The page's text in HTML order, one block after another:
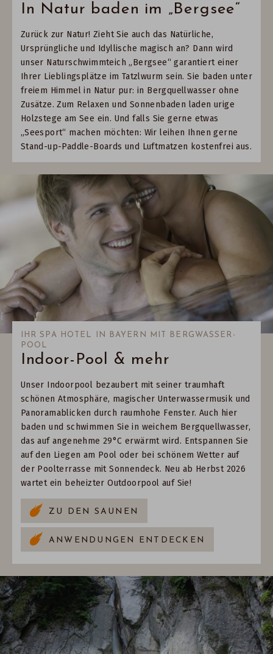
In Natur baden im „Bergsee“
Zurück zur Natur! Zieht Sie auch das Natürliche,
Ursprüngliche und Idyllische magisch an? Dann wird
unser Naturschwimmteich „Bergsee“ garantiert einer
Ihrer Lieblingsplätze im Tatzlwurm sein. Sie baden unter
freiem Himmel in Natur pur: in Bergquellwasser ohne
Zusätze. Zum Relaxen und Sonnenbaden laden urige
Holzstege am See ein. Und falls Sie gerne etwas
„Seesport“ machen möchten: Wir leihen Ihnen gerne
Stand-up-Paddle-Boards und Luftmatzen kostenfrei aus.
IHR SPA HOTEL IN BAYERN MIT BERGWASSER-
POOL
Indoor-Pool & mehr
Unser Indoorpool bezaubert mit seiner traumhaft
schönen Atmosphäre, magischer Unterwassermusik und
Panoramablicken durch raumhohe Fenster. Auch hier
baden und schwimmen Sie in weichem Bergquellwasser,
das auf angenehme 29°C erwärmt wird. Entspannen Sie
auf den Liegen am Pool oder bei schönem Wetter auf
der Poolterrasse mit Sonnendeck. Neu ab Herbst 2026
wartet ein beheizter Outdoorpool auf Sie!
ZU DEN SAUNEN
ANWENDUNGEN ENTDECKEN